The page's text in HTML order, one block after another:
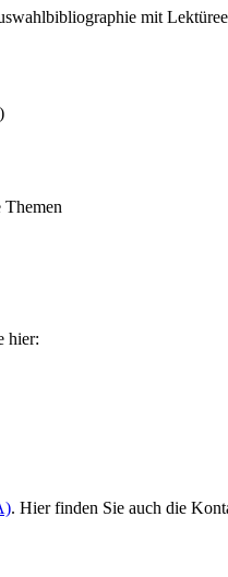
mit
Themen
hier:
. Hier finden Sie auch die